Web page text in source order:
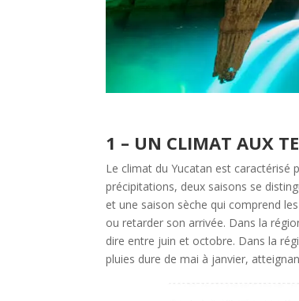
1 – UN CLIMAT AUX
Le climat du Yucatan est
précipitations, deux saisons se
et une saison sèche qui comprend
ou retarder son arrivée. Dans la
dire entre juin et octobre. Dans la
pluies dure de mai à janvier,